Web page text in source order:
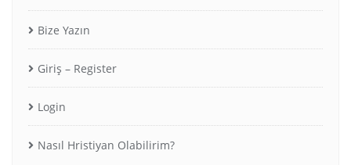
Bize Yazın
Giriş – Register
Login
Nasıl Hristiyan Olabilirim?